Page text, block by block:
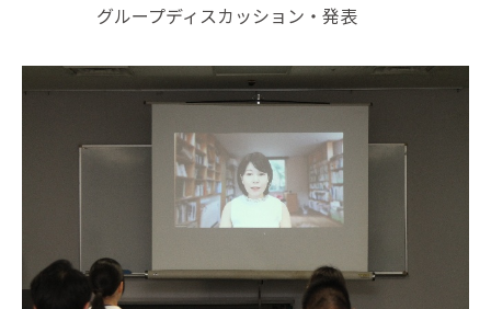
グループディスカッション・発表